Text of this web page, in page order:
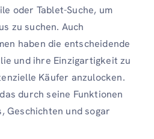
oder Tablet-Suche, um
zu suchen. Auch
haben die entscheidende
und ihre Einzigartigkeit zu
Käufer anzulocken.
durch seine Funktionen
Geschichten und sogar